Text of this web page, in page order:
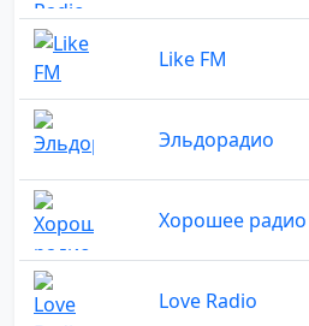
Like FM
Эльдорадио
Хорошее радио
Love Radio